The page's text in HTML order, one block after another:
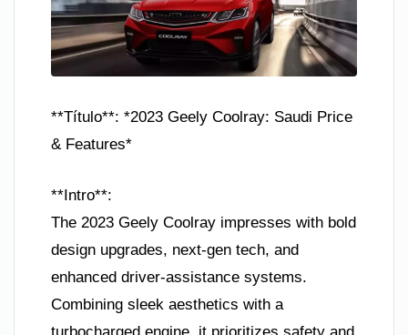
**Título**: *2023 Geely Coolray: Saudi Price
& Features*
**Intro**:
The 2023 Geely Coolray impresses with bold
design upgrades, next-gen tech, and
enhanced driver-assistance systems.
Combining sleek aesthetics with a
turbocharged engine, it prioritizes safety and